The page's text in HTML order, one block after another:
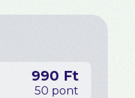
990 Ft
50 pont